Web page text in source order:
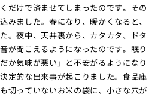
だけで済ませてしまったのです。その
みました。春になり、暖かくなると、
。夜中、天井裏から、カタカタ、ドタ
が聞こえるようになったのです。眠り
か気味が悪い」と不安がるようになり
定的な出来事が起こりました。食品庫
切っていないお米の袋に、小さな穴が